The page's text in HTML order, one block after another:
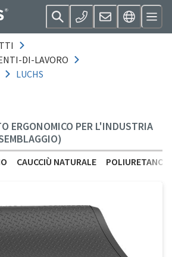
DI-LAVORO
LUCHS
ERGONOMICO PER L'INDUSTRIA
CAUCCIÙ NATURALE POLIURETANO